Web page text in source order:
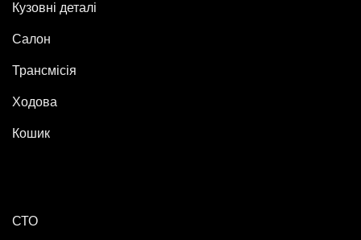
Кузовні деталі
Салон
Трансмісія
Ходова
Кошик
СТО